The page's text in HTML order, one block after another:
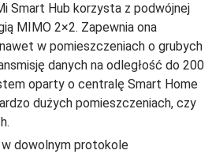
Smart Hub korzysta z podwójnej
MIMO 2×2. Zapewnia ona
w pomieszczeniach o grubych
danych na odległość do 200
oparty o centralę Smart Home
dużych pomieszczeniach, czy
w dowolnym protokole